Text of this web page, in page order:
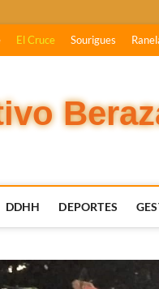
El Cruce Sourigues
DDHH DEPORTES